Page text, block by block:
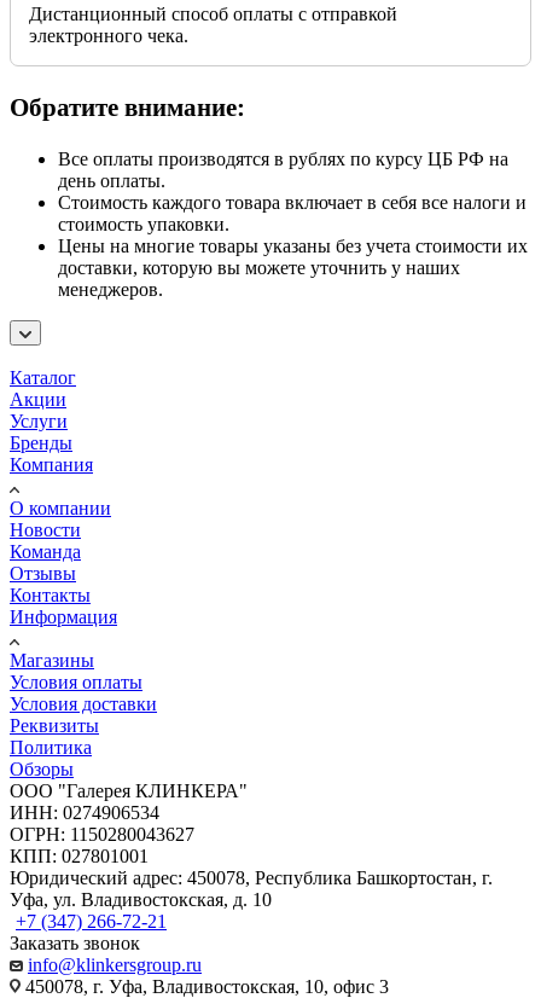
Дистанционный способ оплаты с отправкой
электронного чека.
Обратите внимание:
Все оплаты производятся в рублях по курсу ЦБ РФ на
день оплаты.
Стоимость каждого товара включает в себя все налоги и
стоимость упаковки.
Цены на многие товары указаны без учета стоимости их
доставки, которую вы можете уточнить у наших
менеджеров.
Каталог
Акции
Услуги
Бренды
Компания
О компании
Новости
Команда
Отзывы
Контакты
Информация
Магазины
Условия оплаты
Условия доставки
Реквизиты
Политика
Обзоры
ООО "Галерея КЛИНКЕРА"
ИНН: 0274906534
ОГРН: 1150280043627
КПП: 027801001
Юридический адрес: 450078, Республика Башкортостан, г.
Уфа, ул. Владивостокская, д. 10
+7 (347) 266-72-21
Заказать звонок
info@klinkersgroup.ru
450078, г. Уфа, Владивостокская, 10, офис 3